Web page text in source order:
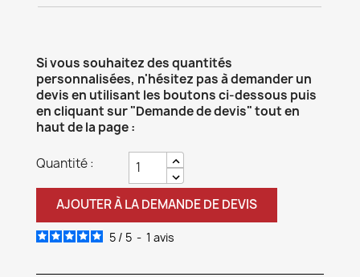
Si vous souhaitez des quantités
personnalisées, n'hésitez pas à demander un
devis en utilisant les boutons ci-dessous puis
en cliquant sur "Demande de devis" tout en
haut de la page :
Quantité :
AJOUTER À LA DEMANDE DE DEVIS
5 / 5 - 1 avis